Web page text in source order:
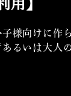
用】
様向けに作
るいは大人